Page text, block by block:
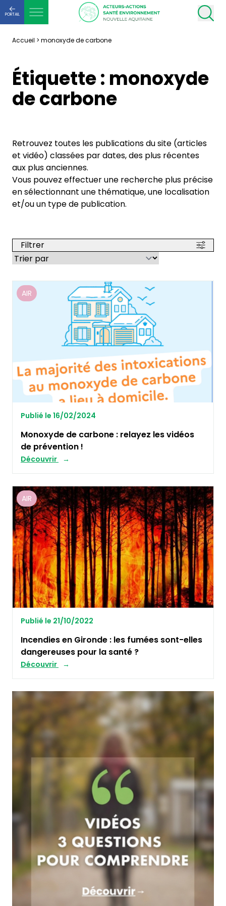
PORTAIL
Accueil > monoxyde de carbone
Étiquette : monoxyde
de carbone
Retrouvez toutes les publications du site (articles
et vidéo) classées par dates, des plus récentes
aux plus anciennes.
Vous pouvez effectuer une recherche plus précise
en sélectionnant une thématique, une localisation
et/ou un type de publication.
Filtrer
AIR
Publié le 16/02/2024
Monoxyde de carbone : relayez les vidéos
de prévention !
Découvrir
AIR
Publié le 21/10/2022
Incendies en Gironde : les fumées sont-elles
dangereuses pour la santé ?
Découvrir